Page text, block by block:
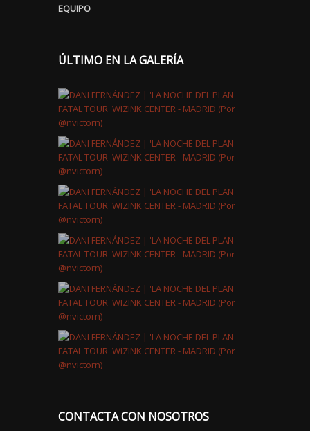
EQUIPO
ÚLTIMO EN LA GALERÍA
CONTACTA CON NOSOTROS